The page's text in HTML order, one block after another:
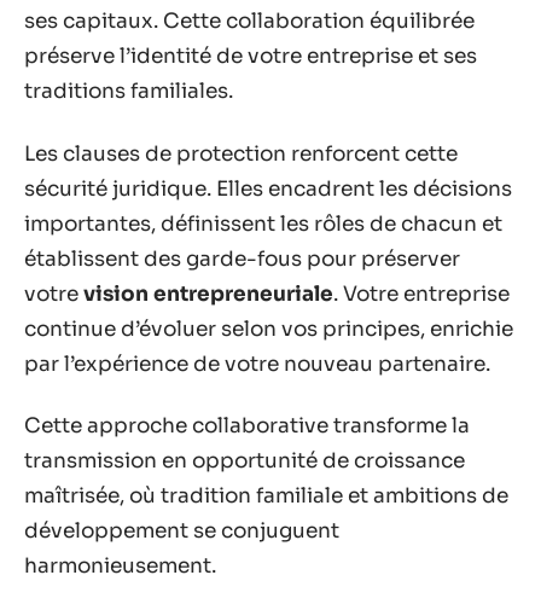
ses capitaux. Cette collaboration équilibrée
préserve l’identité de votre entreprise et ses
traditions familiales.
Les clauses de protection renforcent cette
sécurité juridique. Elles encadrent les décisions
importantes, définissent les rôles de chacun et
établissent des garde-fous pour préserver
votrevision entrepreneuriale. Votre entreprise
continue d’évoluer selon vos principes, enrichie
par l’expérience de votre nouveau partenaire.
Cette approche collaborative transforme la
transmission en opportunité de croissance
maîtrisée, où tradition familiale et ambitions de
développement se conjuguent
harmonieusement.